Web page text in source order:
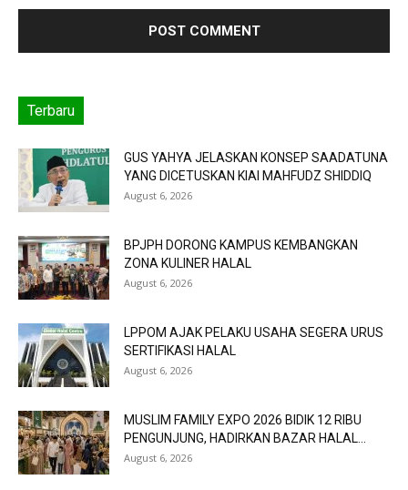
Terbaru
GUS YAHYA JELASKAN KONSEP SAADATUNA
YANG DICETUSKAN KIAI MAHFUDZ SHIDDIQ
August 6, 2026
BPJPH DORONG KAMPUS KEMBANGKAN
ZONA KULINER HALAL
August 6, 2026
LPPOM AJAK PELAKU USAHA SEGERA URUS
SERTIFIKASI HALAL
August 6, 2026
MUSLIM FAMILY EXPO 2026 BIDIK 12 RIBU
PENGUNJUNG, HADIRKAN BAZAR HALAL...
August 6, 2026